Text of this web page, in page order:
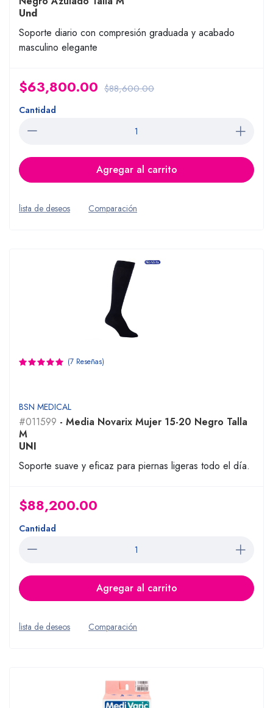
Und
Soporte diario con compresión graduada y acabado
masculino elegante
$63,800.00 $88,600.00
Cantidad
Agregar al carrito
lista de deseos Comparación
(7 Reseñas)
BSN MEDICAL
#011599 - Media Novarix Mujer 15-20 Negro Talla
M
UNI
Soporte suave y eficaz para piernas ligeras todo el día.
$88,200.00
Cantidad
Agregar al carrito
lista de deseos Comparación